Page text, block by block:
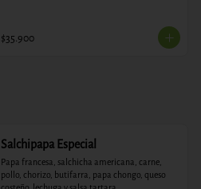
$35.900
Salchipapa Especial
Papa francesa, salchicha americana, carne,
pollo, chorizo, butifarra, papa chongo, queso